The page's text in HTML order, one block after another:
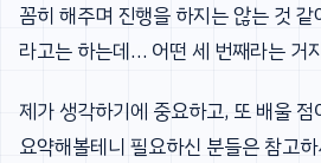
꼼히 해주며 진행을 하지는 않는 것
라고는 하는데… 어떤 세 번째라는 거
제가 생각하기에 중요하고, 또 배울
요약해볼테니 필요하신 분들은 참고